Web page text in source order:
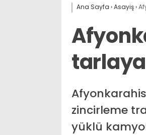
Ana Sayfa ›Asayiş›
zincirleme
yüklü